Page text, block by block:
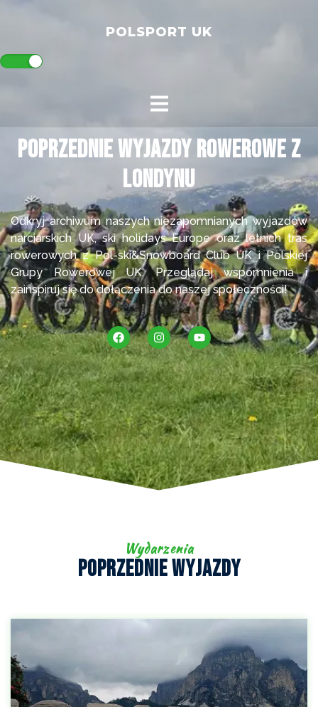
POLSPORT UK
Poprzednie Wyjazdy Rowerowe z
Londynu
Odkryj archiwum naszych niezapomnianych wyjazdów
narciarskich UK, ski holidays Europe oraz letnich tras
rowerowych z Pol-ski&Snowboard Club UK i Polskiej
Grupy Rowerowej UK. Przeglądaj wspomnienia i
zainspiruj się do dołączenia do naszej społeczności!
Wydarzenia
Poprzednie Wyjazdy